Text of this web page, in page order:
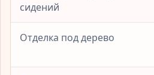
сидений
Отделка под дерево